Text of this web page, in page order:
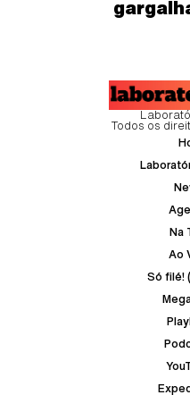
Todos os
Na
Ao
Só filé!